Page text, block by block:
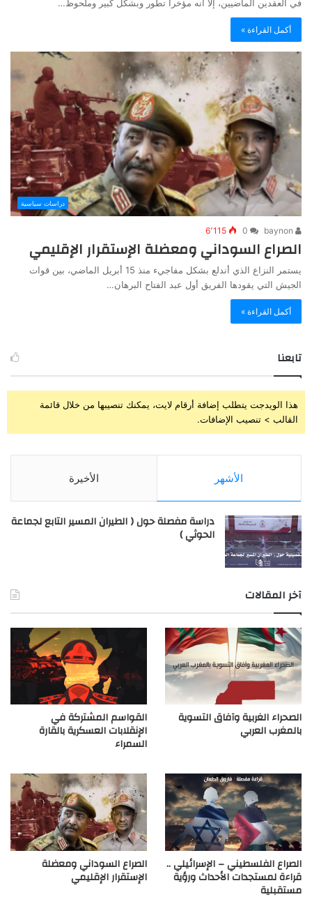
في العقدين الماضيين، إلا أنه مؤخرا تطور وبشكل كبير وملحوظ…
أكمل القراءة »
دراسات سياسية
0 6٬115
الصراع السوداني ومعضلة الإستقرار الإقليمي
يستمر النزاع الذي أندلع بشكل مفاجيء منذ 15 أبريل الماضي، بين قوات
الجيش التي يقودها الفريق أول عبد الفتاح البرهان…
أكمل القراءة »
تابعنا
هذا الويدجت يتطلب إضافة أرقام لايت، يمكنك تنصيبها من خلال قائمة
القالب > تنصيب الإضافات.
الأشهر الأخيرة
دراسة مفصلة حول ( الطيران المسير التابع لجماعة
الحوثي )
آخر المقالات
الصحراء الغربية وآفاق التسوية
بالمغرب العربي
القواسم المشتركة في
الإنقلابات العسكرية بالقارة
السمراء
الصراع الفلسطيني – الإسرائيلي ..
قراءة لمستجدات الأحداث ورؤية
مستقبلية
الصراع السوداني ومعضلة
الإستقرار الإقليمي